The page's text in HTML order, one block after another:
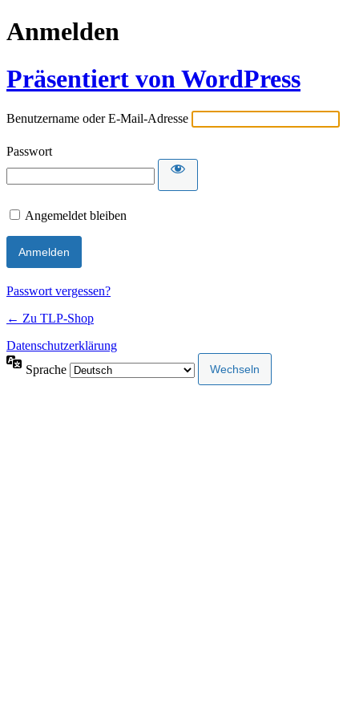
Anmelden
Präsentiert von WordPress
Benutzername oder E-Mail-Adresse
Passwort
Angemeldet bleiben
Passwort vergessen?
← Zu TLP-Shop
Datenschutzerklärung
Sprache